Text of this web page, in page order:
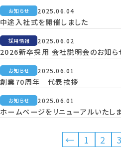
お知らせ 2025.06.04
中途入社式を開催しました
採用情報 2025.06.02
2026新卒採用 会社説明会のお知らせ
お知らせ 2025.06.01
創業70周年 代表挨拶
お知らせ 2025.06.01
ホームページをリニューアルいたし
← 1 2 3